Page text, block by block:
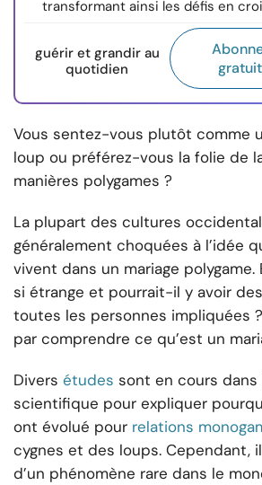
transformant ainsi les défis en
guérir et grandir au
quotidien
Vous sentez-vous plutôt comme
loup ou préférez-vous la folie de
manières polygames ?
La plupart des cultures
généralement choquées à l’idée
vivent dans un mariage
si étrange et pourrait-il y avoir
toutes les personnes impliquées
par comprendre ce qu’est un
Divers études sont en cours dans
scientifique pour expliquer
ont évolué pour relations
cygnes et des loups. Cependant,
d’un phénomène rare dans le